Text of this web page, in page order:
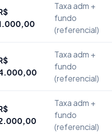
Taxa adm +
fundo
(referencial)
Taxa adm +
fundo
(referencial)
Taxa adm +
fundo
(referencial)